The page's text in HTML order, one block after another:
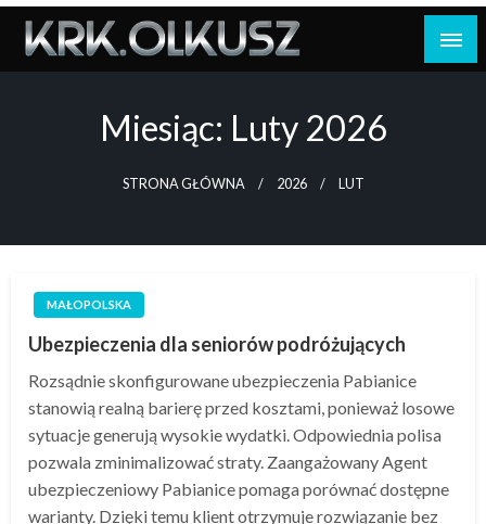
Skip
content
Miesiąc: Luty 2026
STRONA GŁÓWNA 2026 LUT
MAŁOPOLSKA
Ubezpieczenia dla seniorów podróżujących
Rozsądnie skonfigurowane ubezpieczenia Pabianice
stanowią realną barierę przed kosztami, ponieważ losowe
sytuacje generują wysokie wydatki. Odpowiednia polisa
pozwala zminimalizować straty. Zaangażowany Agent
ubezpieczeniowy Pabianice pomaga porównać dostępne
warianty. Dzięki temu klient otrzymuje rozwiązanie bez